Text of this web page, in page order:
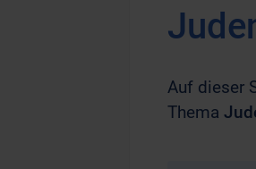
Auf dieser
Thema